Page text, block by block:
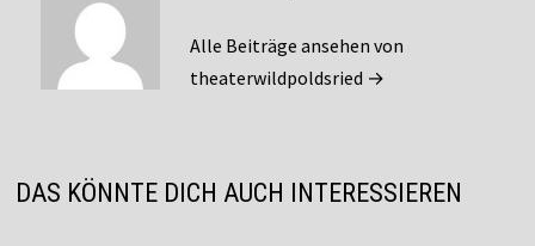
Alle Beiträge ansehen von
theaterwildpoldsried →
DAS KÖNNTE DICH AUCH INTERESSIEREN